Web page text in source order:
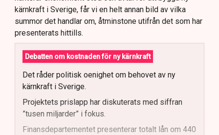
kärnkraft i Sverige, får vi en helt annan bild av vilka
summor det handlar om, åtminstone utifrån det som har
presenterats hittills.
Debatten om kostnaden för ny kärnkraft
Det råder politisk oenighet om behovet av ny
kärnkraft i Sverige.
Projektets prislapp har diskuterats med siffran
”tusen miljarder” i fokus.
Finansdepartementet presenterar totalt lån om 440